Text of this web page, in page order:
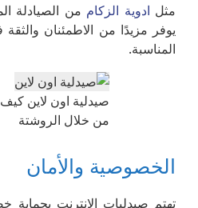
مثل ادوية الزكام من الصيادلة
يوفر مزيدًا من الاطمئنان والثقة
المناسبة.
صيدلية اون لاين
من خلال الروشتة
الخصوصية والأمان
تهتم صيدليات الإنترنت بحماية